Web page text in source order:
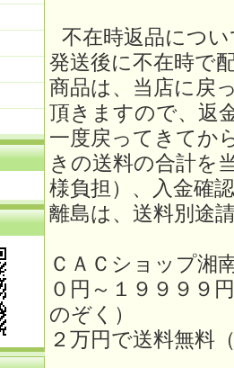
不在時返品につ
発送後に不在時で
商品は、当店に戻
頂きますので、返
一度戻ってきてか
きの送料の合計を
様負担）、入金確
離島は、送料別途
ＣＡＣショップ湘
０円～１９９９９
のぞく）
２万円で送料無料